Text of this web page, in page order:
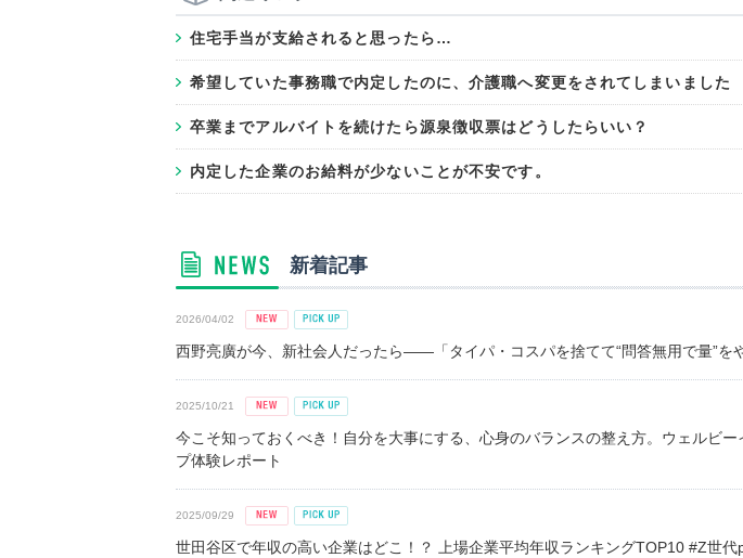
住宅手当が支給されると思ったら…
希望していた事務職で内定したのに、介護職へ変更をされてしまいました
卒業までアルバイトを続けたら源泉徴収票はどうしたらいい？
内定した企業のお給料が少ないことが不安です。
新着記事
2026/04/02
西野亮廣が今、新社会人だったら――「タイパ・コスパを捨てて“問答無用で量”を
2025/10/21
今こそ知っておくべき！自分を大事にする、心身のバランスの整え方。ウェルビー
プ体験レポート
2025/09/29
世田谷区で年収の高い企業はどこ！？ 上場企業平均年収ランキングTOP10 #Z世